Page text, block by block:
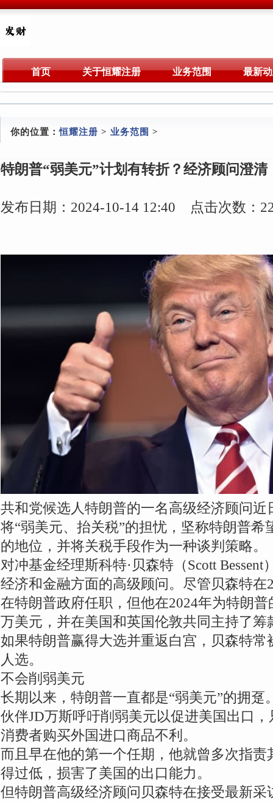
首页 关于恒耀注册 业务范围 最新
你的位置：恒耀注册 > 业务范围 >
特朗普“弱美元”计划有转折？经济顾问澄
发布日期：2024-10-14 12:40 点击次数：
共和党候选人特朗普的一名高级经济顾问
将“弱美元、抬关税”的担忧，坚称特朗普希
的地位，并将关税手段作为一种谈判策略。
对冲基金经理斯科特·贝森特（Scott
经济和金融方面的高级顾问。尽管贝森特在
在特朗普政府任职，但他在2024年为特朗
万美元，并在美国和英国伦敦共同主持了筹
如果特朗普赢得大选并重返白宫，贝森特
人选。
不会削弱美元
长期以来，特朗普一直都是“弱美元”的拥趸
伙伴JD万斯呼吁削弱美元以促进美国出口
消费者购买外国进口商品不利。
而且早在他的第一个任期，他就曾多次指
得过低，损害了美国的出口能力。
但特朗普高级经济顾问贝森特在接受最新